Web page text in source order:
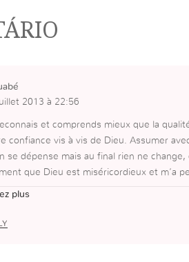
2013 à 22:56
et comprends mieux que la
confiance vis à vis de Dieu. Assumer
se dépense mais au final rien ne
que Dieu est miséricordieux et m’a
plus